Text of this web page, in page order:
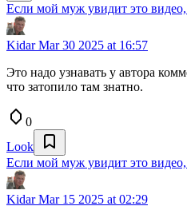
Если мой муж увидит это видео,
KidarMar 30 2025 at 16:57
Это надо узнавать у автора
что затопило там знатно.
0
Look
Если мой муж увидит это видео,
KidarMar 15 2025 at 02:29